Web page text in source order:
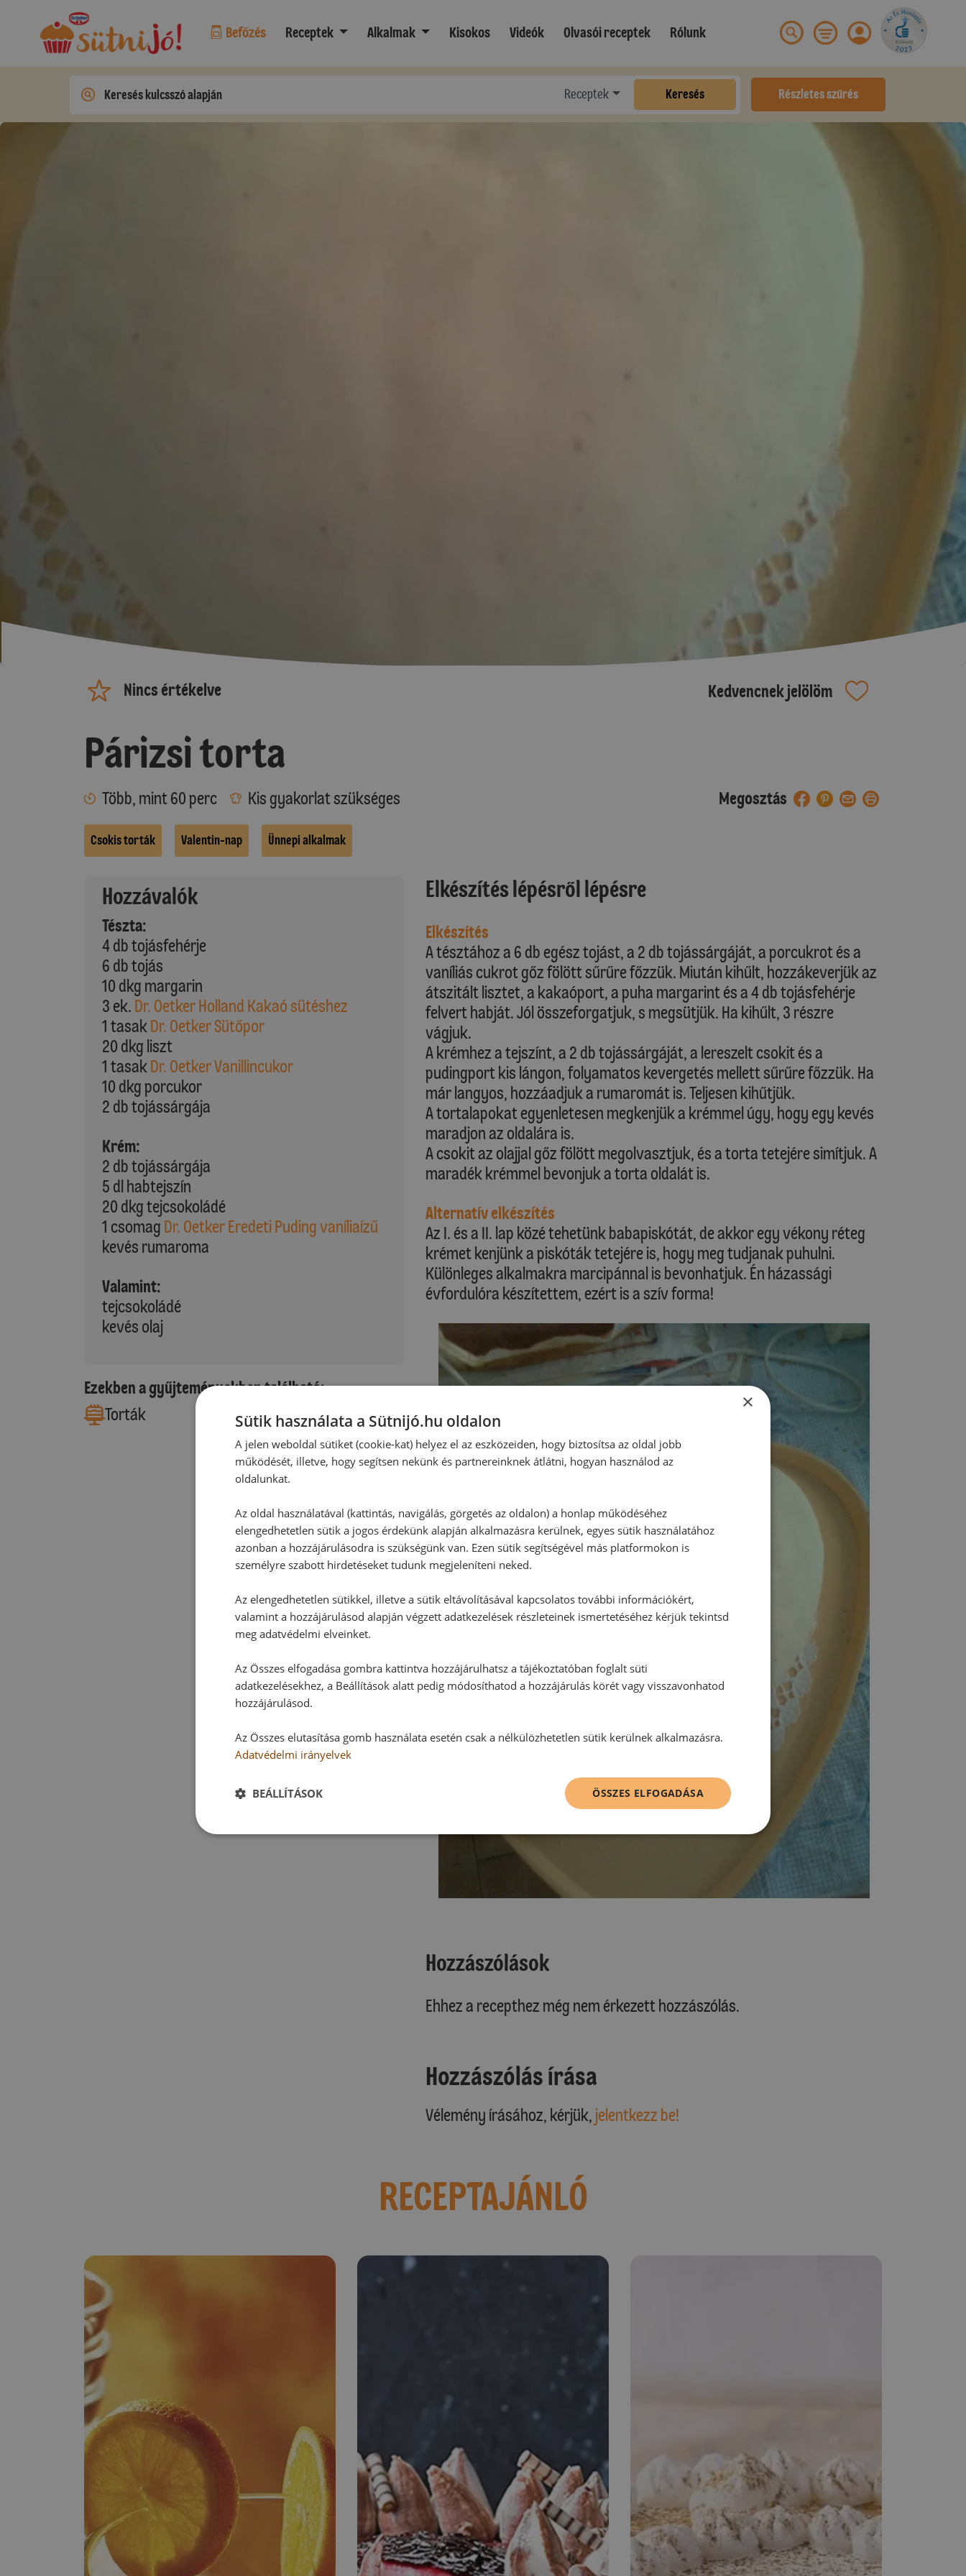
Befőzés Receptek Alkalmak Kisokos Videók Olvasói receptek Rólunk
Receptek Keresés Részletes szűrés
Nincs értékelve Kedvencnek jelölöm
Párizsi torta
Több, mint 60 perc Kis gyakorlat szükséges Megosztás
Csokis torták Valentin-nap Ünnepi alkalmak
Hozzávalók
Tészta:
4 db tojásfehérje
6 db tojás
10 dkg margarin
3 ek. Dr. Oetker Holland Kakaó sütéshez
1 tasakDr. Oetker Sütőpor
20 dkg liszt
1 tasakDr. Oetker Vanillincukor
10 dkg porcukor
2 db tojássárgája
Krém:
2 db tojássárgája
5 dl habtejszín
20 dkg tejcsokoládé
1 csomag Dr. Oetker Eredeti Puding vaníliaízű
kevés rumaroma
Valamint:
tejcsokoládé
kevés olaj
Ezekben a gyűjteményekben található:
Torták
Elkészítés lépésről lépésre
Elkészítés
A tésztához a 6 db egész tojást, a 2 db tojássárgáját, a porcukrot és a
vaníliás cukrot gőz fölött sűrűre főzzük. Miután kihűlt, hozzákeverjük az
átszitált lisztet, a kakaóport, a puha margarint és a 4 db tojásfehérje
felvert habját. Jól összeforgatjuk, s megsütjük. Ha kihűlt, 3 részre
vágjuk.
A krémhez a tejszínt, a 2 db tojássárgáját, a lereszelt csokit és a
pudingport kis lángon, folyamatos kevergetés mellett sűrűre főzzük. Ha
már langyos, hozzáadjuk a rumaromát is. Teljesen kihűtjük.
A tortalapokat egyenletesen megkenjük a krémmel úgy, hogy egy kevés
maradjon az oldalára is.
A csokit az olajjal gőz fölött megolvasztjuk, és a torta tetejére simítjuk. A
maradék krémmel bevonjuk a torta oldalát is.
Alternatív elkészítés
Az I. és a II. lap közé tehetünk babapiskótát, de akkor egy vékony réteg
krémet kenjünk a piskóták tetejére is, hogy meg tudjanak puhulni.
Különleges alkalmakra marcipánnal is bevonhatjuk. Én házassági
évfordulóra készítettem, ezért is a szív forma!
Hozzászólások
Ehhez a recepthez még nem érkezett hozzászólás.
Hozzászólás írása
Vélemény írásához, kérjük, jelentkezz be!
RECEPTAJÁNLÓ
×
Sütik használata a Sütnijó.hu oldalon
A jelen weboldal sütiket (cookie-kat) helyez el az eszközeiden, hogy biztosítsa az oldal jobb
működését, illetve, hogy segítsen nekünk és partnereinknek átlátni, hogyan használod az
oldalunkat.
Az oldal használatával (kattintás, navigálás, görgetés az oldalon) a honlap működéséhez
elengedhetetlen sütik a jogos érdekünk alapján alkalmazásra kerülnek, egyes sütik használatához
azonban a hozzájárulásodra is szükségünk van. Ezen sütik segítségével más platformokon is
személyre szabott hirdetéseket tudunk megjeleníteni neked.
Az elengedhetetlen sütikkel, illetve a sütik eltávolításával kapcsolatos további információkért,
valamint a hozzájárulásod alapján végzett adatkezelések részleteinek ismertetéséhez kérjük tekintsd
meg adatvédelmi elveinket.
Az Összes elfogadása gombra kattintva hozzájárulhatsz a tájékoztatóban foglalt süti
adatkezelésekhez, a Beállítások alatt pedig módosíthatod a hozzájárulás körét vagy visszavonhatod
hozzájárulásod.
Az Összes elutasítása gomb használata esetén csak a nélkülözhetetlen sütik kerülnek alkalmazásra.
Adatvédelmi irányelvek
ÖSSZES ELFOGADÁSA
BEÁLLÍTÁSOK